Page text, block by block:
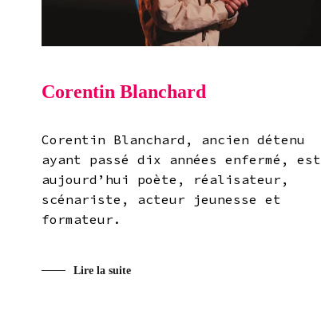
Corentin Blanchard
Corentin Blanchard, ancien détenu
ayant passé dix années enfermé, est
aujourd’hui poète, réalisateur,
scénariste, acteur jeunesse et
formateur.
Lire la suite